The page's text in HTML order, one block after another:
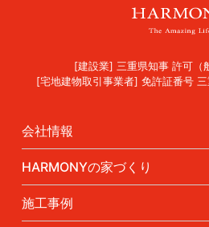
[建設業] 三重県知事 許可（
[宅地建物取引事業者] 免許証番号
会社情報
HARMONYの家づくり
施工事例